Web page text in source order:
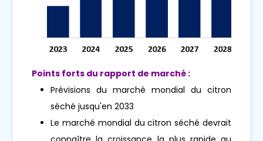
Points forts du rapport de marché :
Prévisions du marché mondial du citron
séché jusqu'en 2033
Le marché mondial du citron séché devrait